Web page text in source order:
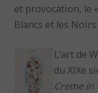
et provocation, le
Blancs et les
L’art de
du XIXe
Creme in